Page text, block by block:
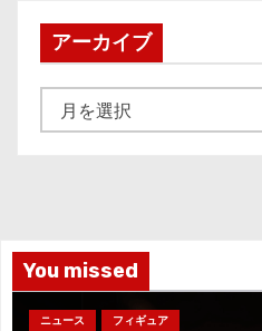
アーカイブ
ー
You missed
ニュース フィギュア